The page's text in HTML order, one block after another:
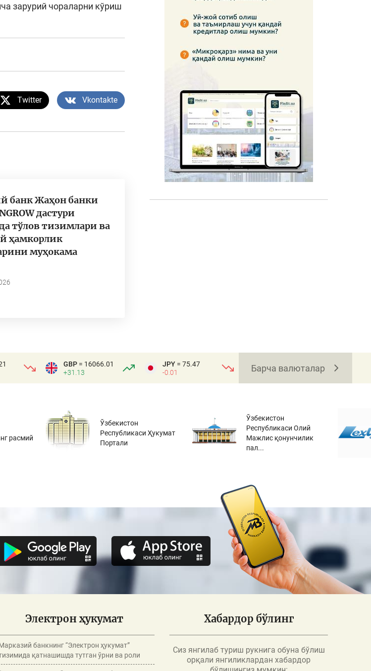
зарурий чораларни кўриш
Twitter Vkontakte
банк Жаҳон банки
дастури
тўлов тизимлари ва
ҳамкорлик
муҳокама
GBP = 16066.01
+31.13
JPY = 75.47
-0.01
Барча валюталар
расмий
Ўзбекистон
Республикаси Ҳукумат
Портали
Ўзбекистон
Республикаси Олий
Мажлис қонунчилик
пал...
Электрон ҳукумат
банкнинг “Электрон ҳукумат”
қатнашишда тутган ўрни ва роли
Хабардор бўлинг
Сиз янгилаб туриш рукнига обуна бўлиш
орқали янгиликлардан хабардор